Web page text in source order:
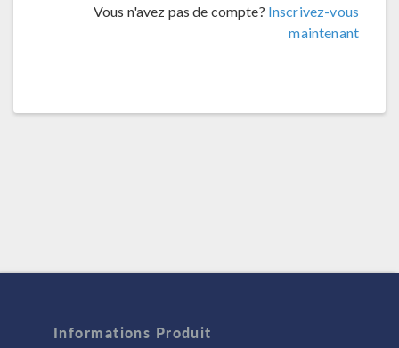
Vous n'avez pas de compte? Inscrivez-vous
maintenant
Informations Produit